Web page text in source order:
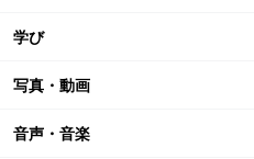
学び
写真・動画
音声・音楽